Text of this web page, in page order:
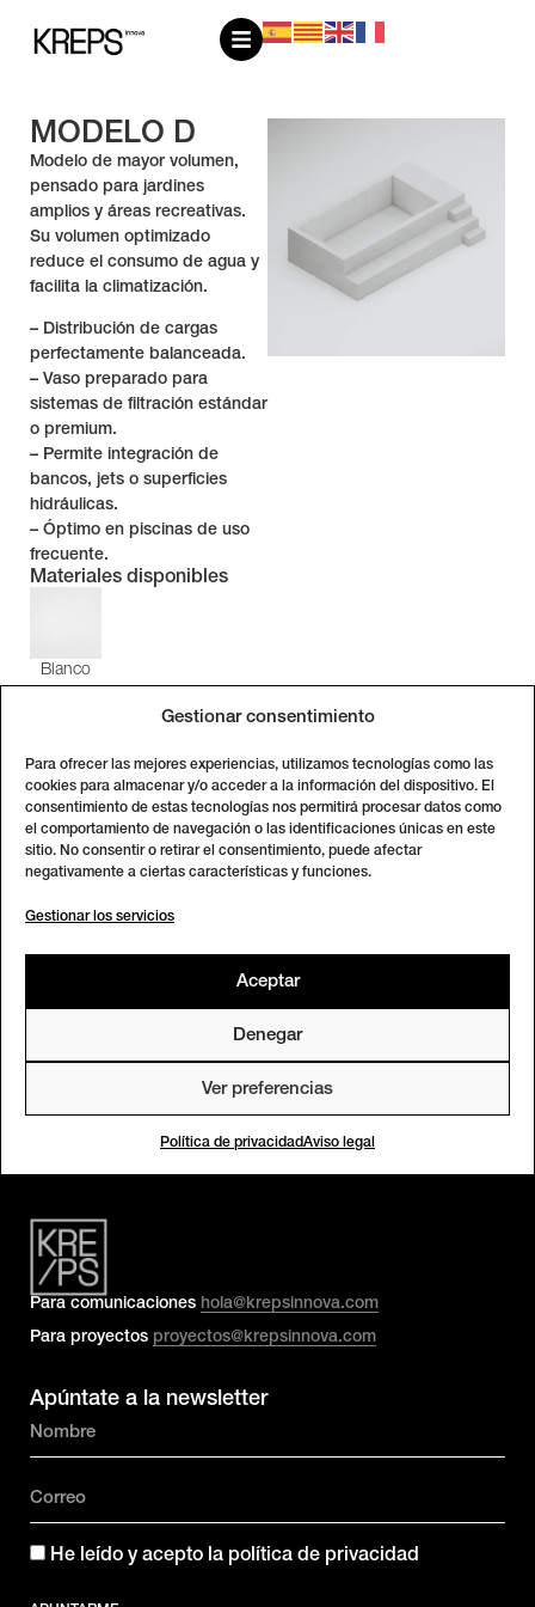
Gestionar consentimiento
Para ofrecer las mejores experiencias, utilizamos tecnologías como las
cookies para almacenar y/o acceder a la información del dispositivo. El
consentimiento de estas tecnologías nos permitirá procesar datos como
el comportamiento de navegación o las identificaciones únicas en este
sitio. No consentir o retirar el consentimiento, puede afectar
negativamente a ciertas características y funciones.
Gestionar los servicios
Aceptar
Denegar
Ver preferencias
Política de privacidadAviso legal
MODELO D
Modelo de mayor volumen,
pensado para jardines
amplios y áreas recreativas.
Su volumen optimizado
reduce el consumo de agua y
facilita la climatización.
– Distribución de cargas
perfectamente balanceada.
– Vaso preparado para
sistemas de filtración estándar
o premium.
– Permite integración de
bancos, jets o superficies
hidráulicas.
– Óptimo en piscinas de uso
frecuente.
Materiales disponibles
Blanco
SOBRE EL PRODUCTO
Más detalles
Materiales
Para comunicaciones hola@krepsinnova.com
Para proyectos proyectos@krepsinnova.com
Apúntate a la newsletter
He leído y acepto la política de privacidad